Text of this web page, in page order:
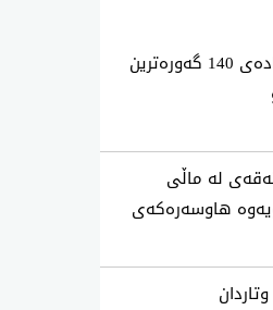
محه‌مه‌د سه‌معان: ماده‌ی 140 گه‌وره‌ترین
لە ماڵی
هاوسەرەکەی